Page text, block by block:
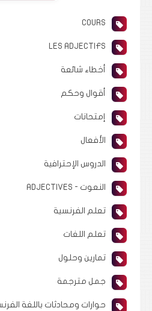
COURS
LES ADJECTIFS
أخطاء شائعة
أقوال وحكم
إمتحانات
الأفعال
الدروس الإحترافية
النعوت - ADJECTIVES
تعلم الفرنسية
تعلم اللغات
تمارين وحلول
جمل مترجمة
حوارات ومحادثات باللغة